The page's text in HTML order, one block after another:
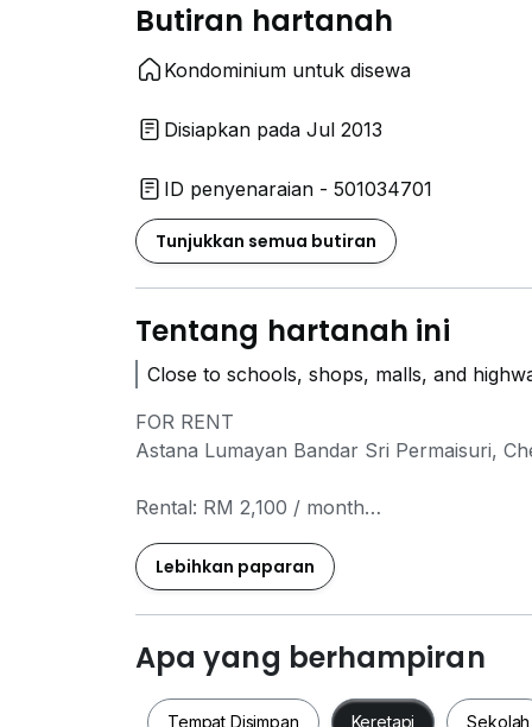
Butiran hartanah
Kondominium untuk disewa
Disiapkan pada Jul 2013
ID penyenaraian - 501034701
Tunjukkan semua butiran
Tentang hartanah ini
Close to schools, shops, malls, and
FOR RENT
Astana Lumayan Bandar Sri Permaisuri,
Rental: RM 2,100 / month
Property Details:
1,200 sqft
4 Bedrooms
2 Bathrooms
1 Parking Covered
Part Furnished
Lebihkan paparan
Apa yang berhampiran
Tempat Disimpan Keretapi Sekolah